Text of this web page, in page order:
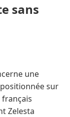
sans
une
sur
français
Zelesta